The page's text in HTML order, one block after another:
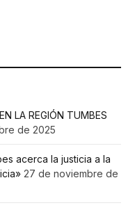
LA REGIÓN TUMBES
de 2025
acerca la justicia a la
27 de noviembre de